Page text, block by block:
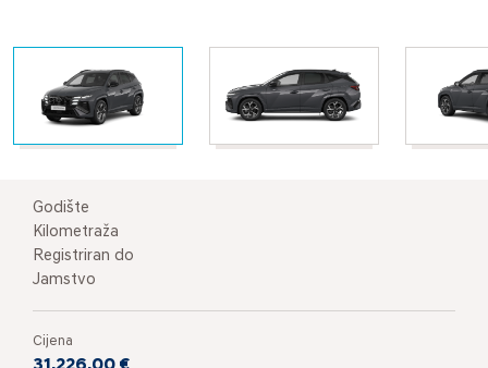
Godište
Kilometraža
Registriran do
Jamstvo
Cijena